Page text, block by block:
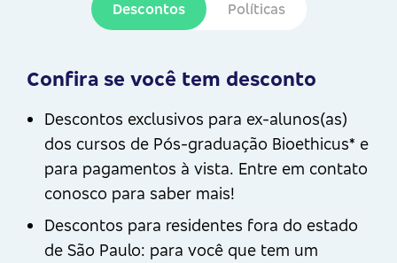
Descontos Políticas
Confira se você tem desconto
Descontos exclusivos para ex-alunos(as)
dos cursos de Pós-graduação Bioethicus* e
para pagamentos à vista. Entre em contato
conosco para saber mais!
Descontos para residentes fora do estado
de São Paulo: para você que tem um